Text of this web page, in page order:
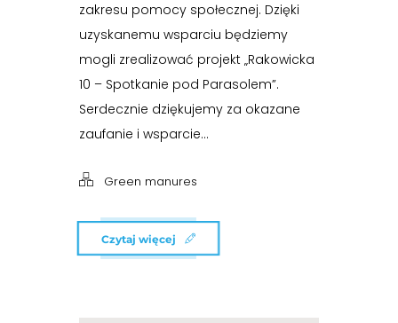
zakresu pomocy społecznej. Dzięki
uzyskanemu wsparciu będziemy
mogli zrealizować projekt „Rakowicka
10 – Spotkanie pod Parasolem”.
Serdecznie dziękujemy za okazane
zaufanie i wsparcie...
Green manures
Czytaj więcej